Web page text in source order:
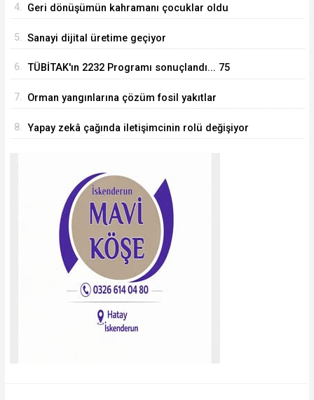
4. Geri dönüşümün kahramanı çocuklar oldu
5. Sanayi dijital üretime geçiyor
6. TÜBİTAK'ın 2232 Programı sonuçlandı... 75
7. Orman yangınlarına çözüm fosil yakıtlar
8. Yapay zekâ çağında iletişimcinin rolü değişiyor